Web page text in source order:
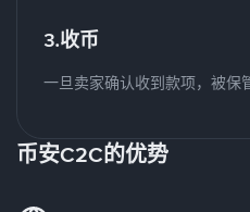
3.收币
一旦卖家确认收到款项，被保
币安C2C的优势